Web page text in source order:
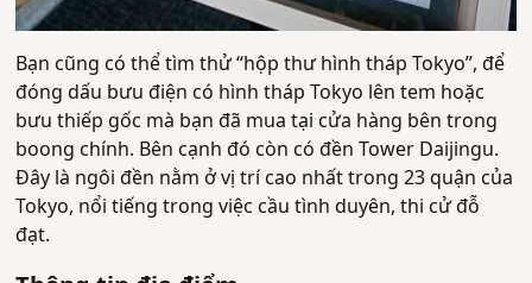
Bạn cũng có thể tìm thử “hộp thư hình tháp Tokyo”, để
đóng dấu bưu điện có hình tháp Tokyo lên tem hoặc
bưu thiếp gốc mà bạn đã mua tại cửa hàng bên trong
boong chính. Bên cạnh đó còn có đền Tower Daijingu.
Đây là ngôi đền nằm ở vị trí cao nhất trong 23 quận của
Tokyo, nổi tiếng trong việc cầu tình duyên, thi cử đỗ
đạt.